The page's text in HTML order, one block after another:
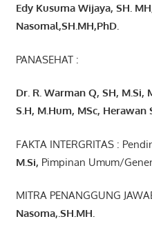
Edy Kusuma Wijaya, SH.
Nasomal,SH.MH,PhD.
PANASEHAT :
Dr. R. Warman Q, SH, M.Si,
S.H, M.Hum, MSc, Herawan
FAKTA INTERGRITAS :
M.Si, Pimpinan Umum/
MITRA PENANGGUNG
Nasoma,.SH.MH.